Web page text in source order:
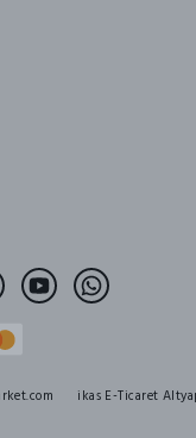
ikas E-Ticaret